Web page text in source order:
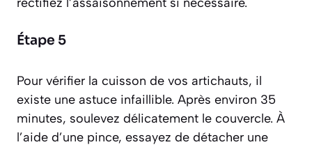
Étape 5
Pour vérifier la cuisson de vos artichauts, il
existe une astuce infaillible. Après environ 35
minutes, soulevez délicatement le couvercle. À
l’aide d’une pince, essayez de détacher une